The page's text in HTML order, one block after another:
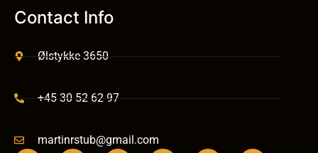
Contact Info
Ølstykke 3650
+45 30 52 62 97
martinrstub@gmail.com